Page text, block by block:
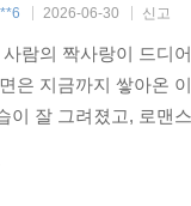
2026-06-30 신고
람의 짝사랑이 드디
은 지금까지 쌓아온
이 잘 그려졌고, 로맨